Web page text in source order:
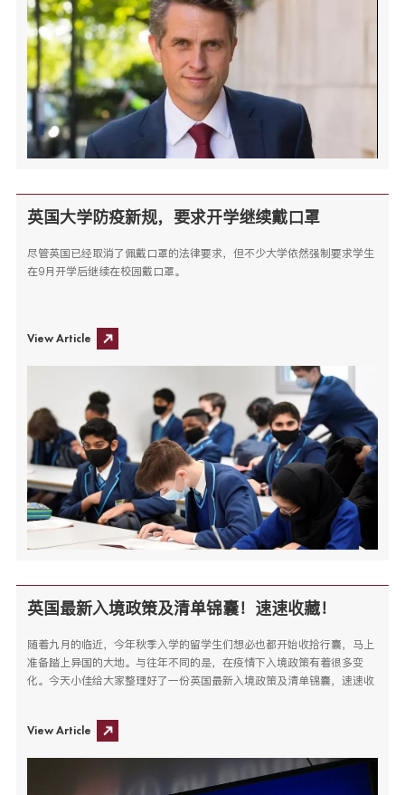
英国大学防疫新规，要求开学继续戴口罩
尽管英国已经取消了佩戴口罩的法律要求，但不少大学依然强制要求学生
在9月开学后继续在校园戴口罩。
View Article
英国最新入境政策及清单锦囊！速速收藏！
随着九月的临近，今年秋季入学的留学生们想必也都开始收拾行囊，马上
准备踏上异国的大地。与往年不同的是，在疫情下入境政策有着很多变
化。今天小佳给大家整理好了一份英国最新入境政策及清单锦囊，速速收
View Article